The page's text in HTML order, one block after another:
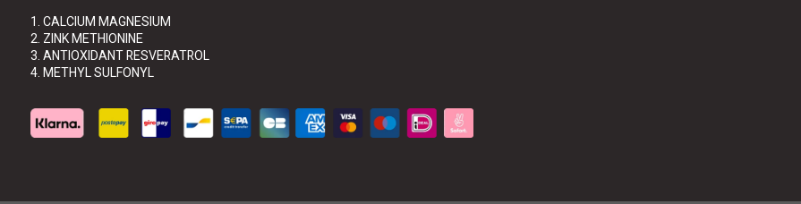
1. CALCIUM MAGNESIUM
2. ZINK METHIONINE
3. ANTIOXIDANT RESVERATROL
4. METHYL SULFONYL